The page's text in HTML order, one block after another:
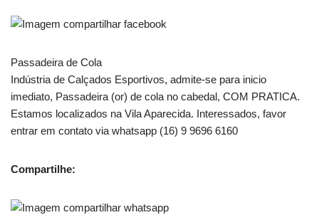
Passadeira de Cola
Indústria de Calçados Esportivos, admite-se para inicio
imediato, Passadeira (or) de cola no cabedal, COM PRATICA.
Estamos localizados na Vila Aparecida. Interessados, favor
entrar em contato via whatsapp (16) 9 9696 6160
Compartilhe: